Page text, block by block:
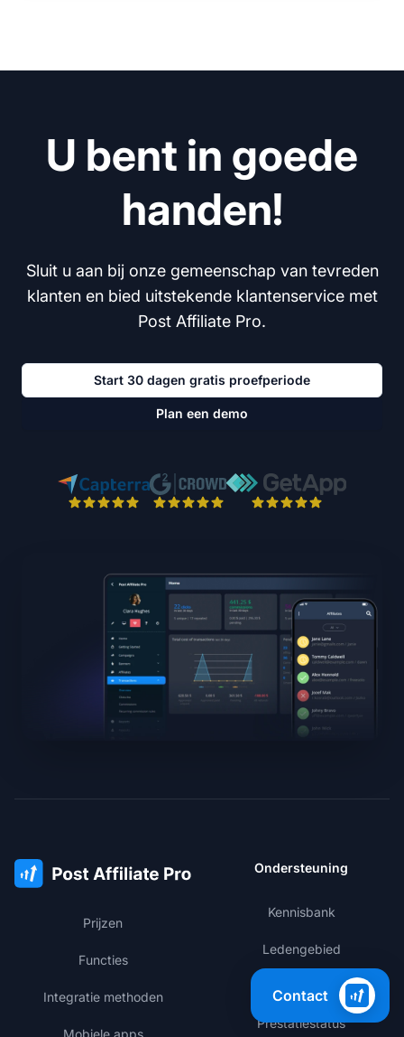
U bent in goede
handen!
Sluit u aan bij onze gemeenschap van tevreden
klanten en bied uitstekende klantenservice met
Post Affiliate Pro.
Start 30 dagen gratis proefperiode
Plan een demo
Prijzen
Functies
Integratie methoden
Mobiele apps
Ondersteuning
Kennisbank
Ledengebied
Wijzigingslog
Prestatiestatus
Contact